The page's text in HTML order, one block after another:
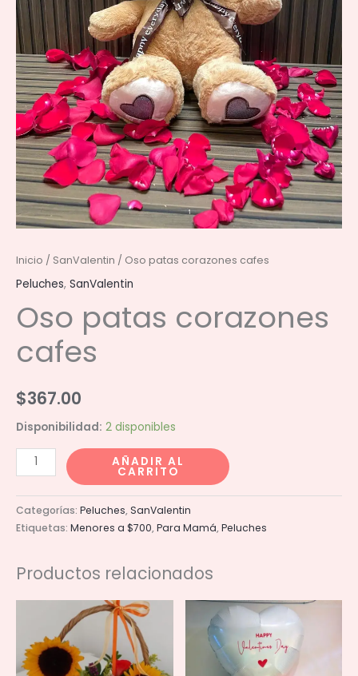
Inicio / SanValentin / Oso patas corazones cafes
Peluches, SanValentin
Oso patas corazones
cafes
$367.00
Disponibilidad: 2 disponibles
Oso
patas
corazones
cafes
cantidad
AÑADIR AL
CARRITO
Categorías: Peluches,SanValentin
Etiquetas: Menores a $700,Para Mamá,Peluches
Productos relacionados